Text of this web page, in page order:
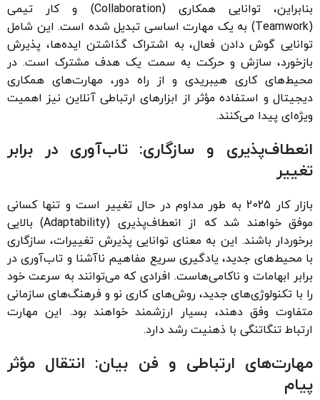
بنابراین، توانایی همکاری (Collaboration) و کار تیمی
(Teamwork) به یک مهارت اساسی تبدیل شده است. این شامل
توانایی گوش دادن فعال، به اشتراک گذاشتن ایده‌ها، پذیرش
بازخورد، سازش و حرکت به سمت یک هدف مشترک است. در
محیط‌های کاری هیبریدی و از راه دور، مهارت‌های همکاری
دیجیتال و استفاده مؤثر از ابزارهای ارتباطی آنلاین نیز اهمیت
ویژه‌ای پیدا می‌کنند.
انعطاف‌پذیری و سازگاری: تاب‌آوری در برابر
تغییر
بازار کار 2025 به طور مداوم در حال تغییر است و تنها کسانی
موفق خواهند شد که از انعطاف‌پذیری (Adaptability) بالایی
برخوردار باشند. این به معنای توانایی پذیرش تغییرات، سازگاری
با محیط‌های جدید، یادگیری سریع مفاهیم ناآشنا و تاب‌آوری در
برابر ابهامات و ناکامی‌هاست. افرادی که می‌توانند به سرعت خود
را با تکنولوژی‌های جدید، روش‌های کاری نو و فرهنگ‌های سازمانی
متفاوت وفق دهند، بسیار ارزشمند خواهند بود. این مهارت
ارتباط تنگاتنگی با ذهنیت رشد دارد.
مهارت‌های ارتباطی و فن بیان: انتقال مؤثر
پیام